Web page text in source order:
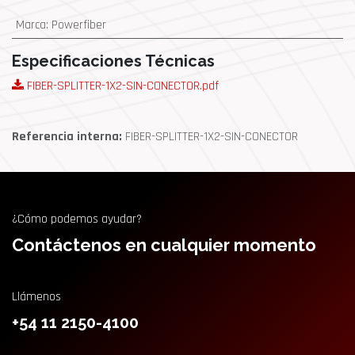
Marca: Powerfiber
Especificaciones Técnicas
FIBER-SPLITTER-1X2-SIN-CONECTOR.pdf
Referencia interna: FIBER-SPLITTER-1X2-SIN-CONECTOR
¿Cómo podemos ayudar?
Contáctenos en cualquier momento
Llámenos
+54 11 2150-4100